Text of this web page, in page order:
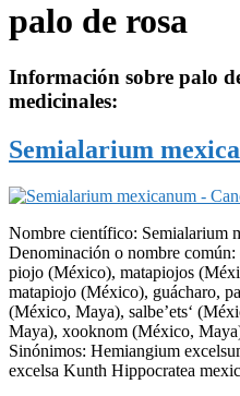
palo de rosa
Información sobre palo
medicinales:
Semialarium
Nombre científico: Semialarium
Denominación o nombre
piojo (México), matapiojos
matapiojo (México), guácharo,
(México, Maya), salbe’ets‘
Maya), xooknom (México,
Sinónimos: Hemiangium
excelsa Kunth Hippocratea